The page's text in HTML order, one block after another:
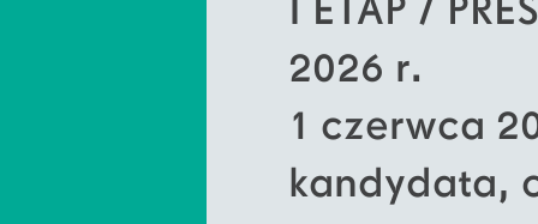
I ETAP /
2026 r.
1 czerwca
kandydata,